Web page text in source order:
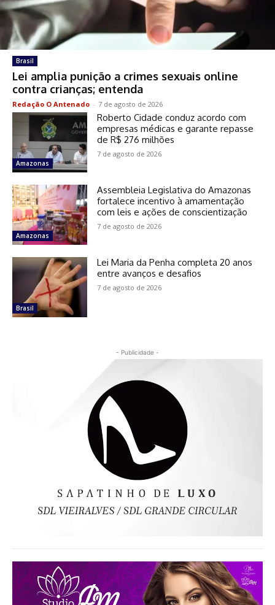
Brasil
Lei amplia punição a crimes sexuais online
contra crianças; entenda
Redação O Antenado - 7 de agosto de 2026
Amazonas
Roberto Cidade conduz acordo com
empresas médicas e garante repasse
de R$ 276 milhões
7 de agosto de 2026
Amazonas
Assembleia Legislativa do Amazonas
fortalece incentivo à amamentação
com leis e ações de conscientização
7 de agosto de 2026
Brasil
Lei Maria da Penha completa 20 anos
entre avanços e desafios
7 de agosto de 2026
- Publicidade -